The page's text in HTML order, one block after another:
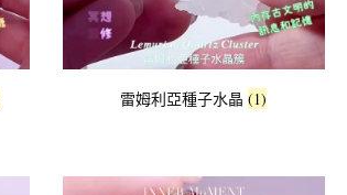
雷姆利亞種子水晶(1)